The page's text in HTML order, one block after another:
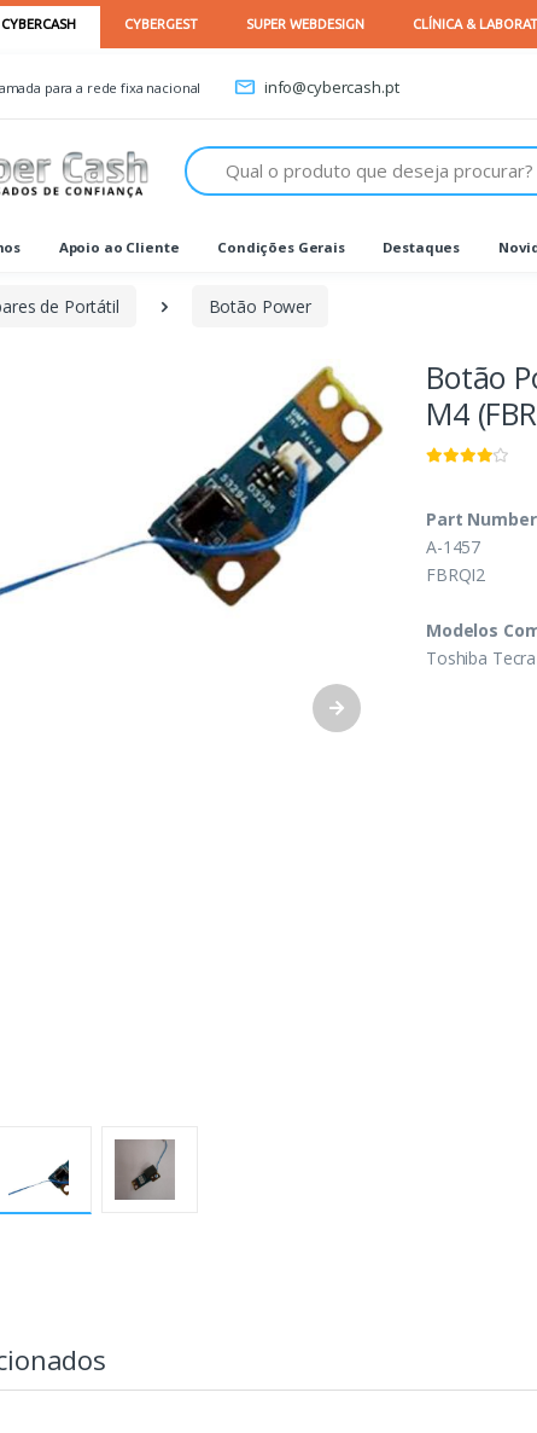
para a rede fixa nacional info@cybercash.pt
Procurar
Apoio ao Cliente Condições Gerais Destaques
de Portátil Botão Power
Botão
M4
Part Number
A-1457
FBRQI2
Modelos
Toshiba